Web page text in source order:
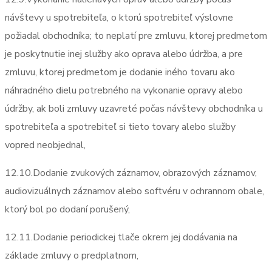
návštevy u spotrebiteľa, o ktorú spotrebiteľ výslovne
požiadal obchodníka; to neplatí pre zmluvu, ktorej predmetom
je poskytnutie inej služby ako oprava alebo údržba, a pre
zmluvu, ktorej predmetom je dodanie iného tovaru ako
náhradného dielu potrebného na vykonanie opravy alebo
údržby, ak boli zmluvy uzavreté počas návštevy obchodníka u
spotrebiteľa a spotrebiteľ si tieto tovary alebo služby
vopred neobjednal,
12.10.Dodanie zvukových záznamov, obrazových záznamov,
audiovizuálnych záznamov alebo softvéru v ochrannom obale,
ktorý bol po dodaní porušený,
12.11.Dodanie periodickej tlače okrem jej dodávania na
základe zmluvy o predplatnom,